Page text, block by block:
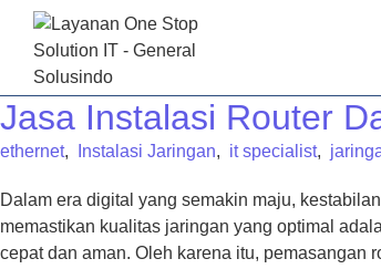
Jasa Instalasi Router
ethernet, Instalasi Jaringan, it specialist,
Dalam era digital yang semakin maju,
memastikan kualitas jaringan yang optimal
cepat dan aman. Oleh karena itu, pemasangan